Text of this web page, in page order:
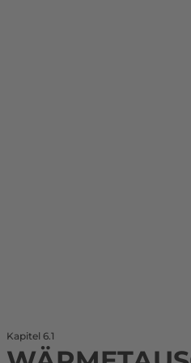
Kapitel 6.1